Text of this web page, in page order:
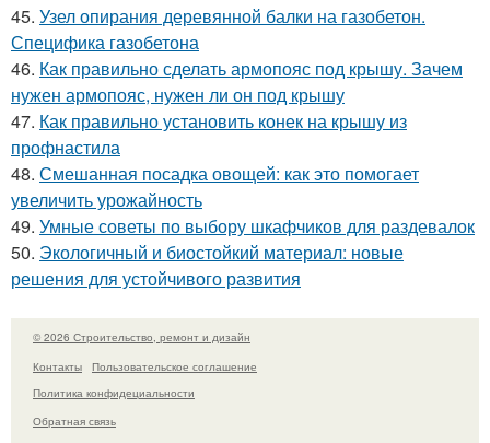
45. Узел опирания деревянной балки на газобетон.
Специфика газобетона
46. Как правильно сделать армопояс под крышу. Зачем
нужен армопояс, нужен ли он под крышу
47. Как правильно установить конек на крышу из
профнастила
48. Смешанная посадка овощей: как это помогает
увеличить урожайность
49. Умные советы по выбору шкафчиков для раздевалок
50. Экологичный и биостойкий материал: новые
решения для устойчивого развития
© 2026 Строительство, ремонт и дизайн
Контакты
Пользовательское соглашение
Политика конфидециальности
Обратная связь